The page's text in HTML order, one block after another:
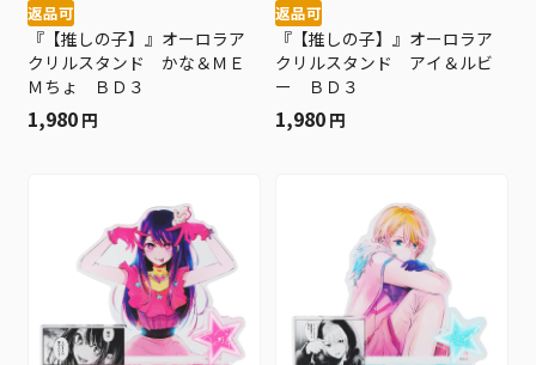
返品可
『【推しの子】』オーロラア
クリルスタンド かな＆ＭＥ
Ｍちょ ＢＤ３
1,980 円
返品可
『【推しの子】』オーロラア
クリルスタンド アイ＆ルビ
ー ＢＤ３
1,980 円